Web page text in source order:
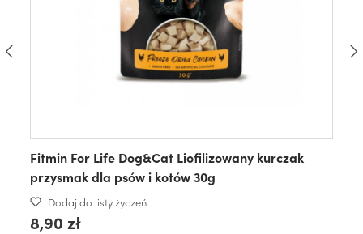
Fitmin For Life Dog&Cat Liofilizowany kurczak
przysmak dla psów i kotów 30g
Dodaj do listy życzeń
8,90 zł